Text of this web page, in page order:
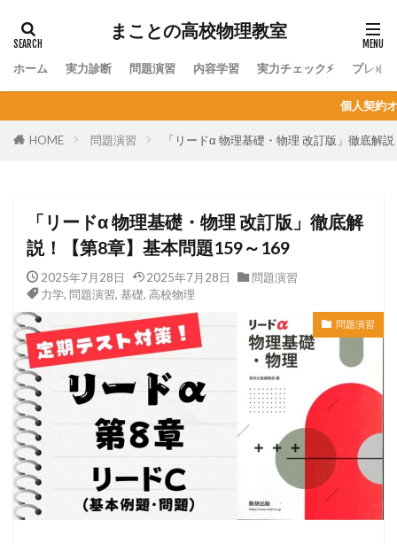
まことの高校物理教室
ホーム 実力診断 問題演習 内容学習 実力チェック⚡ プレミ
個人契約オンライン家庭教師の生徒
HOME 問題演習 「リードα 物理基礎・物理 改訂版」徹底解
「リードα 物理基礎・物理 改訂版」徹底解
説！【第8章】基本問題159～169
2025年7月28日 2025年7月28日
問題演習
力学, 問題演習, 基礎, 高校物理
問題演習